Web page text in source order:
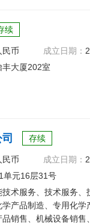
续
民币 成立日期：
大厦202室
存续
民币 成立日期：
单元16层31号
术服务、技术服务
产品制造、专用化
销售、机械设备销售